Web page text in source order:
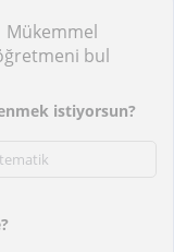
Mükemmel
bul
istiyorsun?